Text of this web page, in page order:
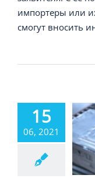
импортеры или
смогут вносить
15
06, 2021
старт
по